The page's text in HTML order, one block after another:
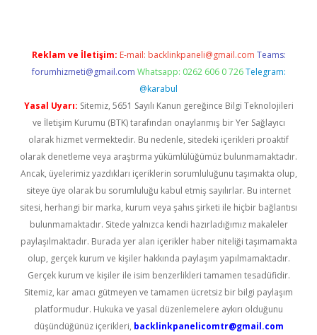
Reklam ve İletişim: E-mail: backlinkpaneli@gmail.com Teams:
forumhizmeti@gmail.com Whatsapp: 0262 606 0 726 Telegram:
@karabul
Yasal Uyarı: Sitemiz, 5651 Sayılı Kanun gereğince Bilgi Teknolojileri
ve İletişim Kurumu (BTK) tarafından onaylanmış bir Yer Sağlayıcı
olarak hizmet vermektedir. Bu nedenle, sitedeki içerikleri proaktif
olarak denetleme veya araştırma yükümlülüğümüz bulunmamaktadır.
Ancak, üyelerimiz yazdıkları içeriklerin sorumluluğunu taşımakta olup,
siteye üye olarak bu sorumluluğu kabul etmiş sayılırlar. Bu internet
sitesi, herhangi bir marka, kurum veya şahıs şirketi ile hiçbir bağlantısı
bulunmamaktadır. Sitede yalnızca kendi hazırladığımız makaleler
paylaşılmaktadır. Burada yer alan içerikler haber niteliği taşımamakta
olup, gerçek kurum ve kişiler hakkında paylaşım yapılmamaktadır.
Gerçek kurum ve kişiler ile isim benzerlikleri tamamen tesadüfidir.
Sitemiz, kar amacı gütmeyen ve tamamen ücretsiz bir bilgi paylaşım
platformudur. Hukuka ve yasal düzenlemelere aykırı olduğunu
düşündüğünüz içerikleri, backlinkpanelicomtr@gmail.com